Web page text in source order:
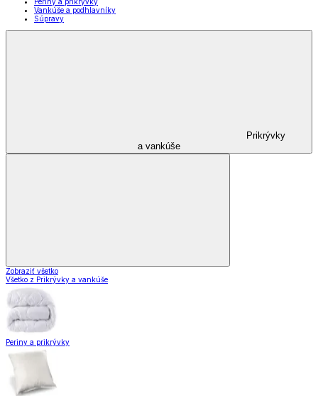
Vankúše a podhlavníky
Súpravy
Prikrývky
a vankúše
Zobraziť všetko
Všetko z Prikrývky a vankúše
Periny a prikrývky